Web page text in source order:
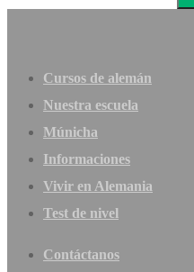
Cursos de alemán
Nuestra escuela
Múnicha
Informaciones
Vivir en Alemania
Test de nivel
Contáctanos